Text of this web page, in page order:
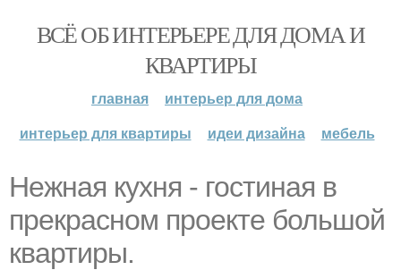
ВСЁ ОБ ИНТЕРЬЕРЕ ДЛЯ ДОМА И
КВАРТИРЫ
главная
интерьер для дома
интерьер для квартиры
идеи дизайна мебель
Нежная кухня - гостиная в
прекрасном проекте большой
квартиры.